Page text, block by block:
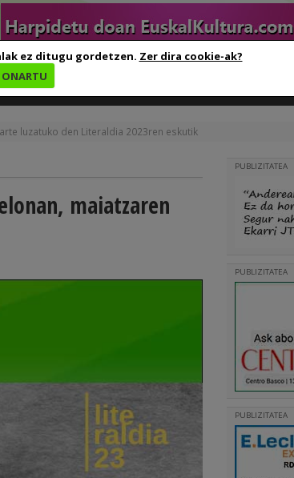
ez ditugu gordetzen. Zer dira cookie-ak?
ikasten
luzatuko den Literaldia 2023ren eskutik
maiatzaren
PUBLIZITATEA
PUBLIZITATEA
PUBLIZITATEA